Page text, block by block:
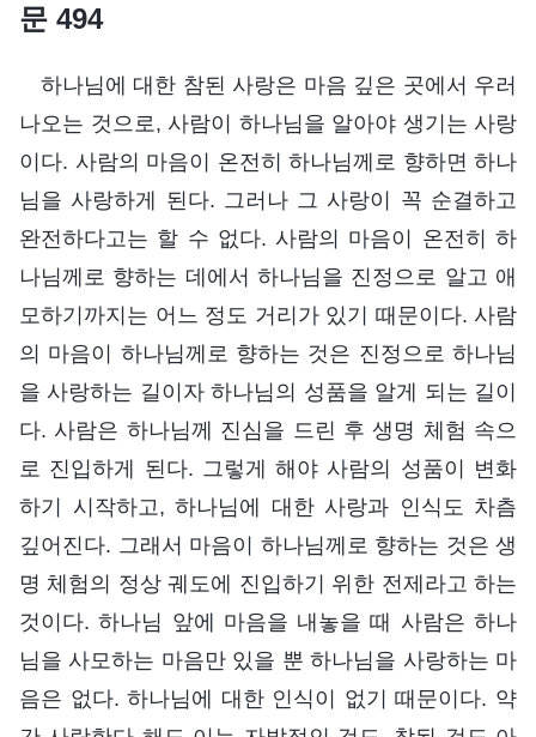
문 494
하나님에 대한 참된 사랑은 마음 깊은 곳에서 우러
나오는 것으로, 사람이 하나님을 알아야 생기는 사랑
이다. 사람의 마음이 온전히 하나님께로 향하면 하나
님을 사랑하게 된다. 그러나 그 사랑이 꼭 순결하고
완전하다고는 할 수 없다. 사람의 마음이 온전히 하
나님께로 향하는 데에서 하나님을 진정으로 알고 애
모하기까지는 어느 정도 거리가 있기 때문이다. 사람
의 마음이 하나님께로 향하는 것은 진정으로 하나님
을 사랑하는 길이자 하나님의 성품을 알게 되는 길이
다. 사람은 하나님께 진심을 드린 후 생명 체험 속으
로 진입하게 된다. 그렇게 해야 사람의 성품이 변화
하기 시작하고, 하나님에 대한 사랑과 인식도 차츰
깊어진다. 그래서 마음이 하나님께로 향하는 것은 생
명 체험의 정상 궤도에 진입하기 위한 전제라고 하는
것이다. 하나님 앞에 마음을 내놓을 때 사람은 하나
님을 사모하는 마음만 있을 뿐 하나님을 사랑하는 마
음은 없다. 하나님에 대한 인식이 없기 때문이다. 약